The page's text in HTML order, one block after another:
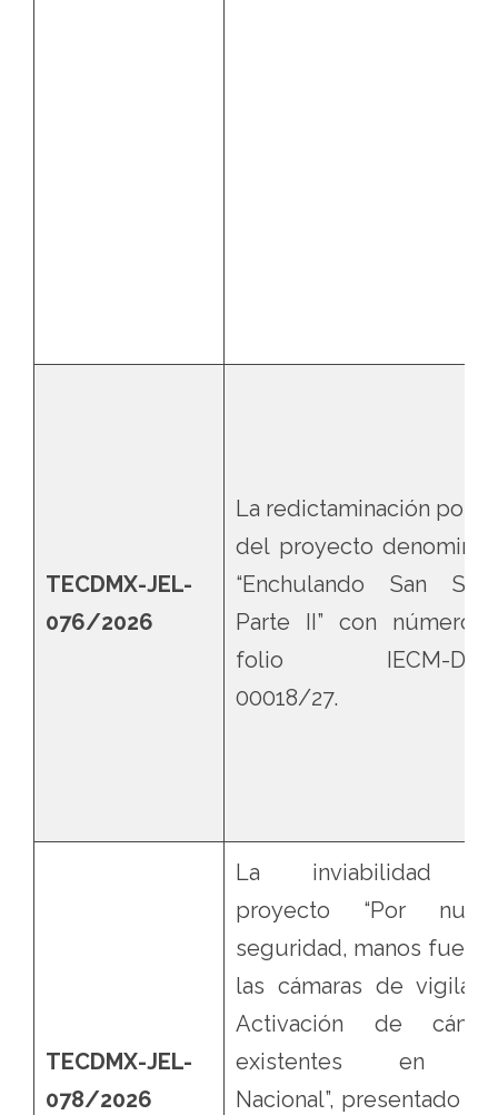
TECDMX-JEL-
076/2026
La redictaminación
del proyecto
“Enchulando San
Parte II” con número
folio IECM-
00018/27.
TECDMX-JEL-
078/2026
La inviabilidad
proyecto “Por
seguridad, manos fuera
las cámaras de
Activación de
existentes en
Nacional”, presentado en